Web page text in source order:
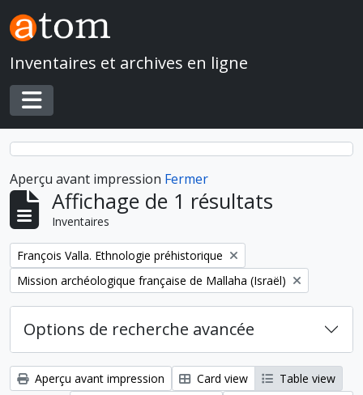
Skip to main content
Inventaires et archives en ligne
Toggle navigation
Aperçu avant impression Fermer
Affichage de 1 résultats
Inventaires
Remove filter:
François Valla. Ethnologie préhistorique
Remove filter:
Mission archéologique française de Mallaha (Israël)
Options de recherche avancée
Aperçu avant impression Card view
Table view